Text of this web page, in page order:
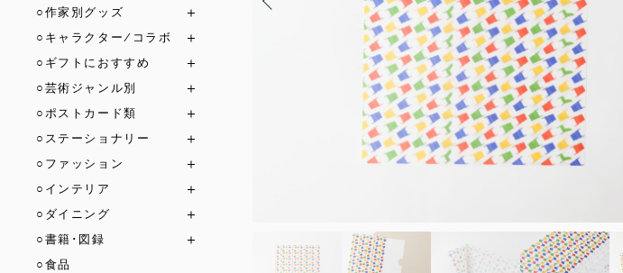
○作家別グッズ
○キャラクター/コラボ
○ギフトにおすすめ
○芸術ジャンル別
○ポストカード類
○ステーショナリー
○ファッション
○インテリア
○ダイニング
○書籍･図録
○食品